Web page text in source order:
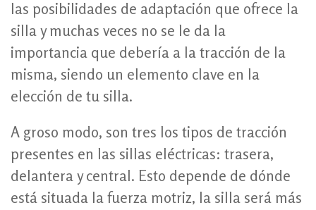
las posibilidades de adaptación que ofrece la
silla y muchas veces no se le da la
importancia que debería a la tracción de la
misma, siendo un elemento clave en la
elección de tu silla.
A groso modo, son tres los tipos de tracción
presentes en las sillas eléctricas: trasera,
delantera y central. Esto depende de dónde
está situada la fuerza motriz, la silla será más